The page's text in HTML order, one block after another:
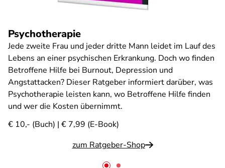
Psychotherapie
Jede zweite Frau und jeder dritte Mann leidet im Lauf des
Lebens an einer psychischen Erkrankung. Doch wo finden
Betroffene Hilfe bei Burnout, Depression und
Angstattacken? Dieser Ratgeber informiert darüber, was
Psychotherapie leisten kann, wo Betroffene Hilfe finden
und wer die Kosten übernimmt.
€ 10,- (Buch) | € 7,99 (E-Book)
zum Ratgeber-Shop